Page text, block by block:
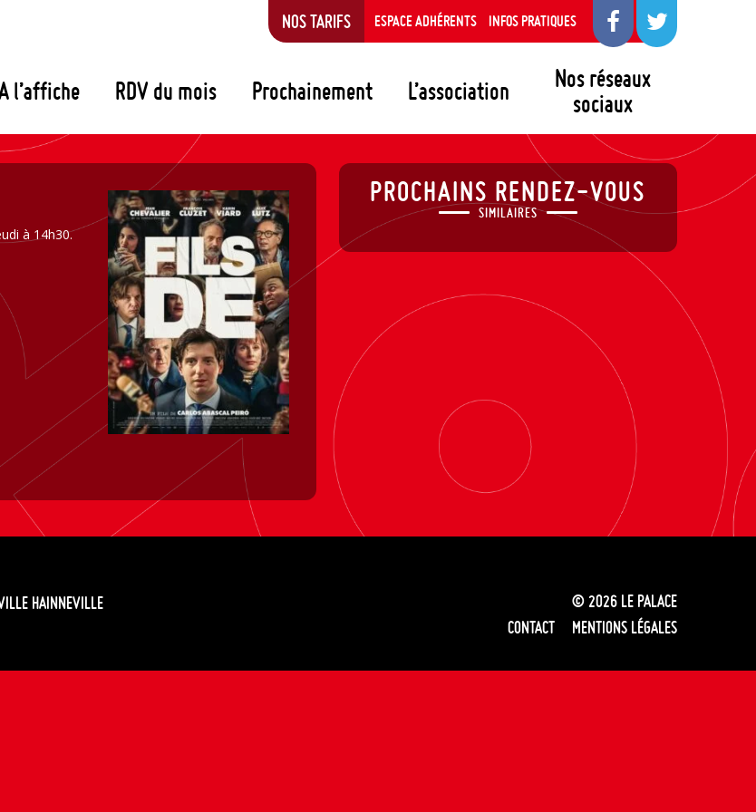
l’affiche RDV du mois Prochainement L’association
Nos réseaux
sociaux
NOS TARIFS ESPACE ADHÉRENTS INFOS PRATIQUES
à 14h30.
PROCHAINS RENDEZ-VOUS
SIMILAIRES
© 2026 LE PALACE
CONTACT
MENTIONS LÉGALES
HAINNEVILLE